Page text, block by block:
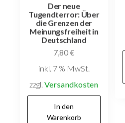
Der neue
Tugendterror: Über
die Grenzen der
Meinungsfreiheit in
Deutschland
7,80€
inkl. 7 % MwSt.
zzgl.Versandkosten
In den
Warenkorb